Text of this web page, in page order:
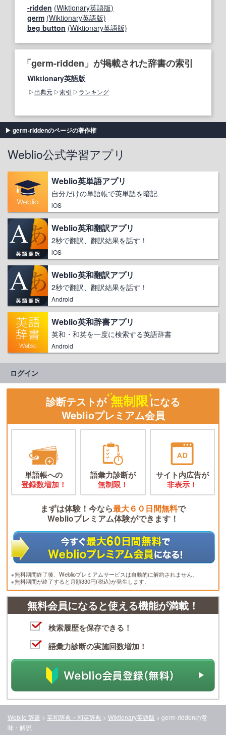
-ridden (Wiktionary英語版)
germ (Wiktionary英語版)
beg button (Wiktionary英語版)
「germ-ridden」が掲載された辞書の索引
Wiktionary英語版
出典元 索引 ランキング
germ-riddenのページの著作権
Weblio公式学習アプリ
Weblio英単語アプリ
自分だけの単語帳で英単語を暗記
iOS
Weblio英和翻訳アプリ
2秒で翻訳、翻訳結果を話す！
iOS
Weblio英和翻訳アプリ
2秒で翻訳、翻訳結果を話す！
Android
Weblio英和辞書アプリ
英和・和英を一度に検索する英語辞書
Android
ログイン
診断テストが 無制限になる
Weblioプレミアム会員
単語帳への
登録数増加！
語彙力診断が
無制限！
サイト内広告が
非表示！
まずは体験！今なら最大６０日間無料で
Weblioプレミアム体験ができます！
※無料期間終了後、Weblioプレミアムサービスは自動的に解約されません。
※無料期間が終了すると月額330円(税込)が発生します。
無料会員になると使える機能が満載！
検索履歴を保存できる！
語彙力診断の実施回数増加！
Weblio 辞書 > 英和辞典・和英辞典 > Wiktionary英語版 > germ-riddenの意
味・解説